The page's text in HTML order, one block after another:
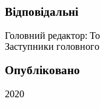
Відповідальні
Головний редактор:
Заступники
Опубліковано
2020